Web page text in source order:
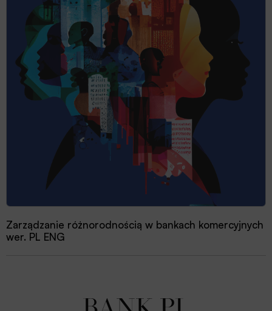
Zarządzanie różnorodnością w bankach komercyjnych
wer. PL ENG